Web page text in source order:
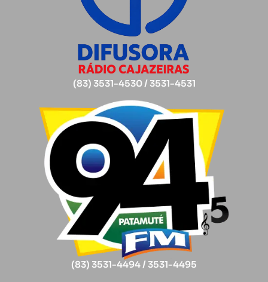
(83) 3531-4530 / 3531-4531
(83) 3531-4494 / 3531-4495